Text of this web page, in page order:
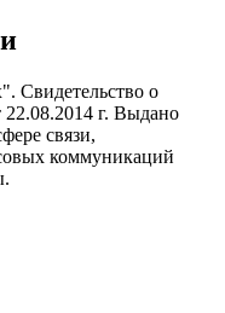
о
г. Выдано
связи,
коммуникаций